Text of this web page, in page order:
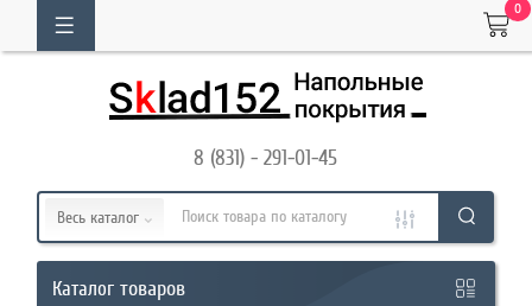
Обратный
звонок
0
8 (831) - 291-01-45
Весь каталог
Каталог товаров